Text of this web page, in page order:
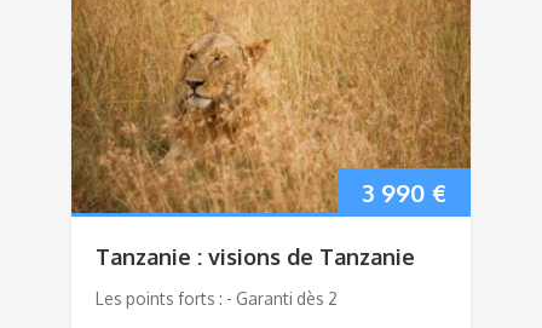
3 990 €
Tanzanie : visions de Tanzanie
Les points forts : - Garanti dès 2